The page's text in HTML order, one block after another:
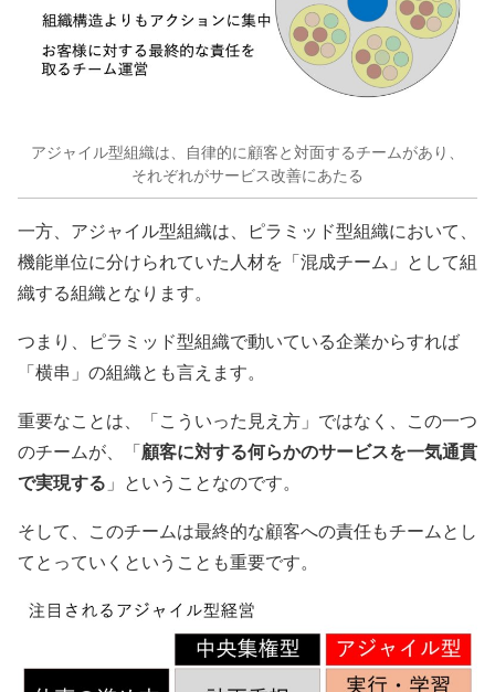
アジャイル型組織は、自律的に顧客と対面するチームがあり、
それぞれがサービス改善にあたる
一方、アジャイル型組織は、ピラミッド型組織において、
機能単位に分けられていた人材を「混成チーム」として組
織する組織となります。
つまり、ピラミッド型組織で動いている企業からすれば
「横串」の組織とも言えます。
重要なことは、「こういった見え方」ではなく、この一つ
のチームが、「 顧客に対する何らかのサービスを一気通貫
で実現する 」ということなのです。
そして、このチームは最終的な顧客への責任もチームとし
てとっていくということも重要です。